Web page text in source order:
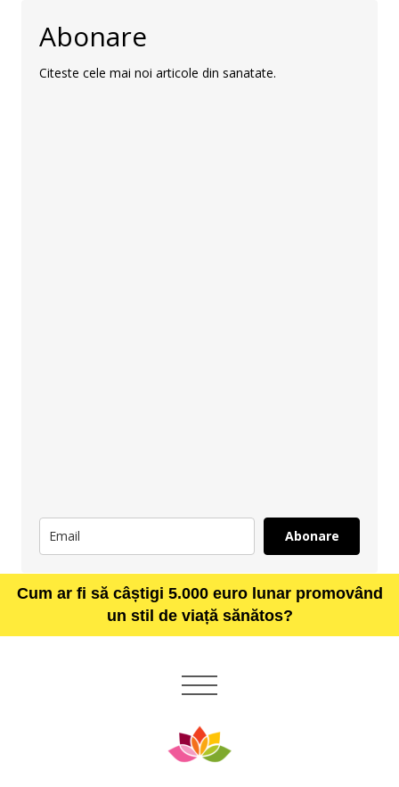
Abonare
Citeste cele mai noi articole din sanatate.
Abonare
Cum ar fi să câștigi 5.000 euro lunar promovând
un stil de viață sănătos?